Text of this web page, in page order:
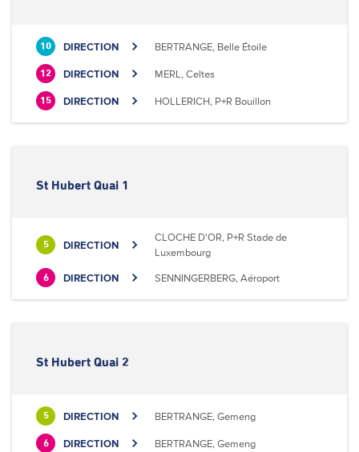
10 DIRECTION BERTRANGE, Belle Étoile
12 DIRECTION MERL, Celtes
15 DIRECTION HOLLERICH, P+R Bouillon
St Hubert Quai 1
5 DIRECTION
CLOCHE D'OR, P+R Stade de
Luxembourg
6 DIRECTION SENNINGERBERG, Aéroport
St Hubert Quai 2
5 DIRECTION BERTRANGE, Gemeng
6 DIRECTION BERTRANGE, Gemeng